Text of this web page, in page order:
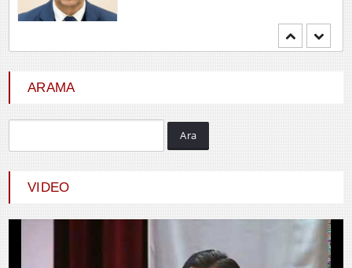
Hayrani ALTINDAŞ
ARAMA
VIDEO